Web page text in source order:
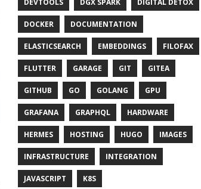
DEVTOOLS DGX SPARK DIGITAL DETOX
DOCKER DOCUMENTATION
ELASTICSEARCH EMBEDDINGS FILOFAX
FLUTTER GARAGE GIT GITEA
GITHUB GO GOLANG GPU
GRAFANA GRAPHQL HARDWARE
HERMES HOSTING HUGO IMAGES
INFRASTRUCTURE INTEGRATION
JAVASCRIPT K8S